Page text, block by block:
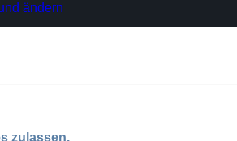
ändern
zulassen.